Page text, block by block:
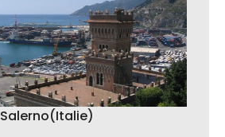
Salerno(Italie)